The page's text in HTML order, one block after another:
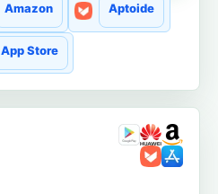
Amazon Aptoide
App Store